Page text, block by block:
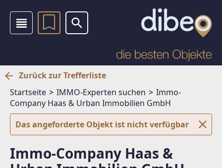
Zurück zur Trefferliste
Startseite
IMMO-Experten suchen
Immo-
Company Haas & Urban Immobilien GmbH
Das angeforderte Objekt ist nicht verfügbar
Immo-Company Haas &